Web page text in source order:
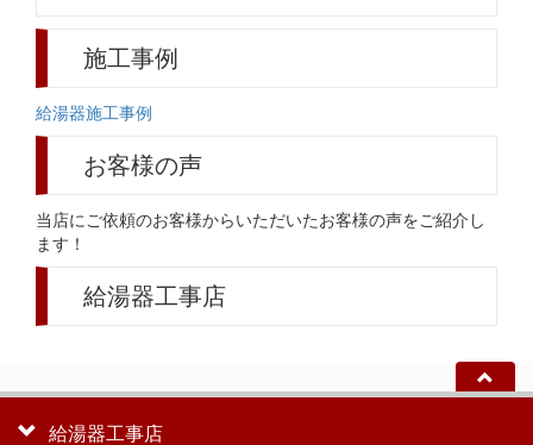
施工事例
給湯器施工事例
お客様の声
当店にご依頼のお客様からいただいたお客様の声をご紹介し
ます！
給湯器工事店
給湯器工事店